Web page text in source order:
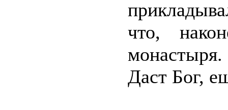
что,
монастыря.
Даст Бог,